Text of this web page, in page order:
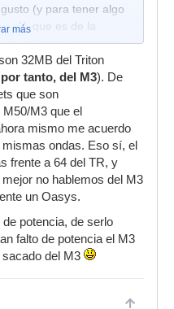
(y para tener algo
X, que es de la
un tema de gustos y
en el teclado
hablo de los presets
y de lo poco que
más
32MB del Triton
tanto, del M3). De
que son
M3 que el
mismo me acuerdo
ondas. Eso sí, el
frente a 64 del TR, y
no hablemos del M3
un Oasys.
potencia, de serlo
falto de potencia el M3
del M3